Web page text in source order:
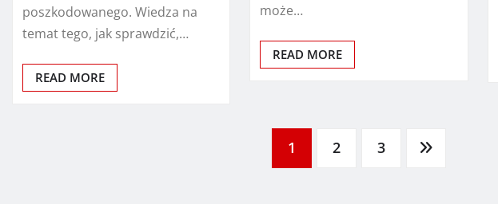
poszkodowanego. Wiedza na
temat tego, jak sprawdzić,…
READ MORE
może…
READ MORE
1 2 3